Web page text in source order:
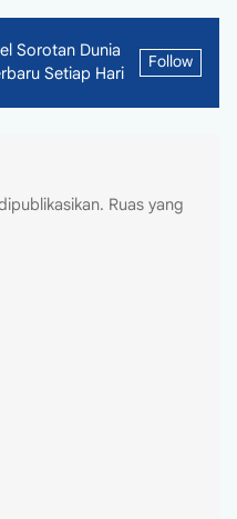
Sorotan Dunia
Setiap Hari
Follow
Ruas yang